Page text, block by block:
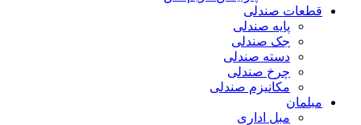
قطعات صندلی
پایه صندلی
جک صندلی
دسته صندلی
چرخ صندلی
مکانیزم صندلی
مبلمان
مبل اداری